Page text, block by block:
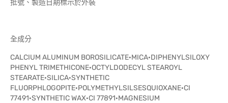
批號、製造日期標示於外裝
全成分
CALCIUM ALUMINUM BOROSILICATE·MICA·DIPHENYLSILOXY
PHENYL TRIMETHICONE·OCTYLDODECYL STEAROYL
STEARATE·SILICA·SYNTHETIC
FLUORPHLOGOPITE·POLYMETHYLSILSESQUIOXANE·CI
77491·SYNTHETIC WAX·CI 77891·MAGNESIUM